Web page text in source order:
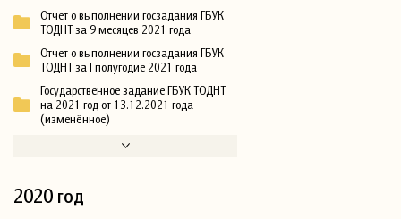
Отчет о выполнении госзадания ГБУК
ТОДНТ за 9 месяцев 2021 года
Отчет о выполнении госзадания ГБУК
ТОДНТ за I полугодие 2021 года
Государственное задание ГБУК ТОДНТ
на 2021 год от 13.12.2021 года
(изменённое)
2020 год